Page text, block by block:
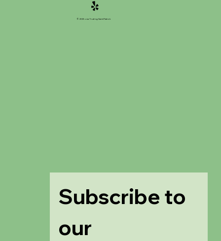
Subscribe to
our
© 2025 của Trường Saint Patrick